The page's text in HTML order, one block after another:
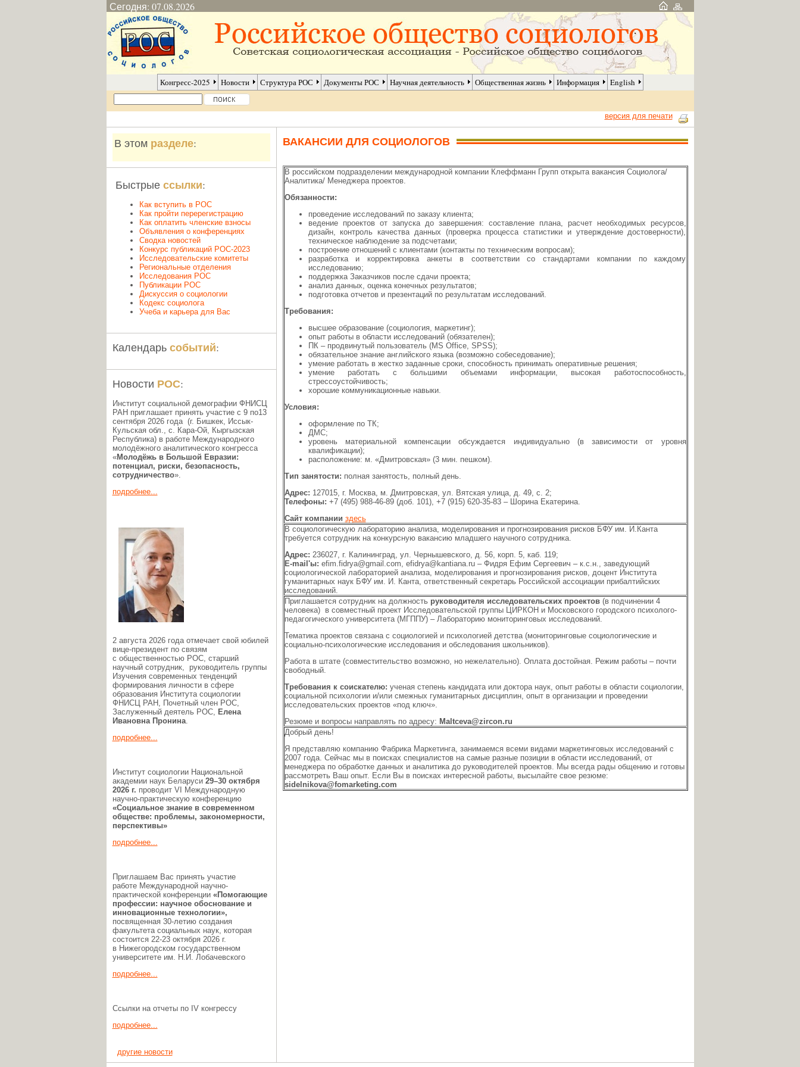
Сегодня: 07.08.2026
Конгресс-2025 Новости Структура РОС Документы РОС Научная деятельность Общественная жизнь Информация English
версия для печати
В этом разделе:
Быстрые ссылки:
Как вступить в РОС
Как пройти перерегистрацию
Как оплатить членские взносы
Объявления о конференциях
Сводка новостей
Конкурс публикаций РОС-2023
Исследовательские комитеты
Региональные отделения
Исследования РОС
Публикации РОС
Дискуссия о социологии
Кодекс социолога
Учеба и карьера для Вас
Календарь событий:
Новости РОС:
Институт социальной демографии ФНИСЦ
РАН приглашает принять участие с 9 по13
сентября 2026 года (г. Бишкек, Иссык-
Кульская обл., c. Кара-Ой, Кыргызская
Республика) в работе Международного
молодёжного аналитического конгресса
«Молодёжь в Большой Евразии:
потенциал, риски, безопасность,
сотрудничество».
подробнее...
2 августа 2026 года отмечает свой юбилей
вице-президент по связям
с общественностью РОС, старший
научный сотрудник, руководитель группы
Изучения современных тенденций
формирования личности в сфере
образования Института социологии
ФНИСЦ РАН, Почетный член РОС,
Заслуженный деятель РОС, Елена
Ивановна Пронина.
подробнее...
Институт социологии Национальной
академии наук Беларуси 29–30 октября
2026 г. проводит VI Международную
научно-практическую конференцию
«Социальное знание в современном
обществе: проблемы, закономерности,
перспективы»
подробнее...
Приглашаем Вас принять участие
работе Международной научно-
практической конференции «Помогающие
профессии: научное обоснование и
инновационные технологии»,
посвященная 30-летию создания
факультета социальных наук, которая
состоится 22-23 октября 2026 г.
в Нижегородском государственном
университете им. Н.И. Лобачевского
подробнее...
Ссылки на отчеты по IV конгрессу
подробнее...
другие новости
ВАКАНСИИ ДЛЯ СОЦИОЛОГОВ
В российском подразделении международной компании Клеффманн Групп открыта вакансия Социолога/
Аналитика/ Менеджера проектов.
Обязанности:
проведение исследований по заказу клиента;
ведение проектов от запуска до завершения: составление плана, расчет необходимых ресурсов,
дизайн, контроль качества данных (проверка процесса статистики и утверждение достоверности),
техническое наблюдение за подсчетами;
построение отношений с клиентами (контакты по техническим вопросам);
разработка и корректировка анкеты в соответствии со стандартами компании по каждому
исследованию;
поддержка Заказчиков после сдачи проекта;
анализ данных, оценка конечных результатов;
подготовка отчетов и презентаций по результатам исследований.
Требования:
высшее образование (социология, маркетинг);
опыт работы в области исследований (обязателен);
ПК – продвинутый пользователь (MS Office, SPSS);
обязательное знание английского языка (возможно собеседование);
умение работать в жестко заданные сроки, способность принимать оперативные решения;
умение работать с большими объемами информации, высокая работоспособность,
стрессоустойчивость;
хорошие коммуникационные навыки.
Условия:
оформление по ТК;
ДМС;
уровень материальной компенсации обсуждается индивидуально (в зависимости от уровня
квалификации);
расположение: м. «Дмитровская» (3 мин. пешком).
Тип занятости: полная занятость, полный день.
Адрес: 127015, г. Москва, м. Дмитровская, ул. Вятская улица, д. 49, с. 2;
Телефоны: +7 (495) 988-46-89 (доб. 101), +7 (915) 620-35-83 – Шорина Екатерина.
Сайт компании здесь
В социологическую лабораторию анализа, моделирования и прогнозирования рисков БФУ им. И.Канта
требуется сотрудник на конкурсную вакансию младшего научного сотрудника.
Адрес: 236027, г. Калининград, ул. Чернышевского, д. 56, корп. 5, каб. 119;
E-mail'ы: efim.fidrya@gmail.com, efidrya@kantiana.ru – Фидря Ефим Сергеевич – к.с.н., заведующий
социологической лабораторией анализа, моделирования и прогнозирования рисков, доцент Института
гуманитарных наук БФУ им. И. Канта, ответственный секретарь Российской ассоциации прибалтийских
исследований.
Приглашается сотрудник на должность руководителя исследовательских проектов(в подчинении 4
человека) в совместный проект Исследовательской группы ЦИРКОН и Московского городского психолого-
педагогического университета (МГППУ) – Лабораторию мониторинговых исследований.
Тематика проектов связана с социологией и психологией детства (мониторинговые социологические и
социально-психологические исследования и обследования школьников).
Работа в штате (совместительство возможно, но нежелательно). Оплата достойная. Режим работы – почти
свободный.
Требования к соискателю: ученая степень кандидата или доктора наук, опыт работы в области социологии,
социальной психологии и/или смежных гуманитарных дисциплин, опыт в организации и проведении
исследовательских проектов «под ключ».
Резюме и вопросы направлять по адресу: Maltceva@zircon.ru
Добрый день!
Я представляю компанию Фабрика Маркетинга, занимаемся всеми видами маркетинговых исследований с
2007 года. Сейчас мы в поисках специалистов на самые разные позиции в области исследований, от
менеджера по обработке данных и аналитика до руководителей проектов. Мы всегда рады общению и готовы
рассмотреть Ваш опыт. Если Вы в поисках интересной работы, высылайте свое резюме:
sidelnikova@fomarketing.com